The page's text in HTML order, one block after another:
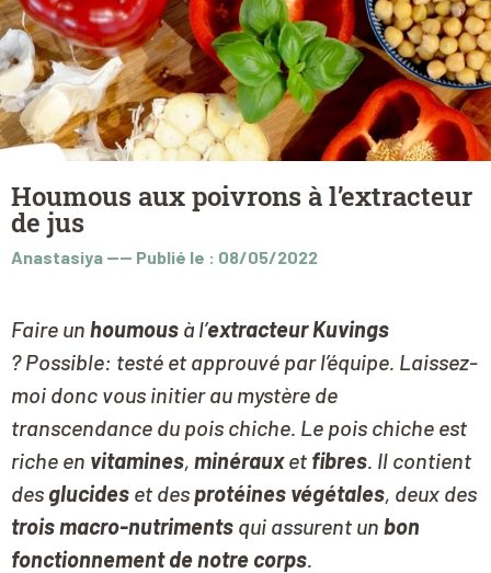
Houmous aux poivrons à l’extracteur
de jus
Anastasiya ---- Publié le : 08/05/2022
Faire un houmous à l’extracteur Kuvings
? Possible: testé et approuvé par l’équipe. Laissez-
moi donc vous initier au mystère de
transcendance du pois chiche. Le pois chiche est
riche en vitamines, minérauxet fibres . Il contient
des glucides et des protéines végétales, deux des
trois macro-nutriments qui assurent un bon
fonctionnement de notre corps